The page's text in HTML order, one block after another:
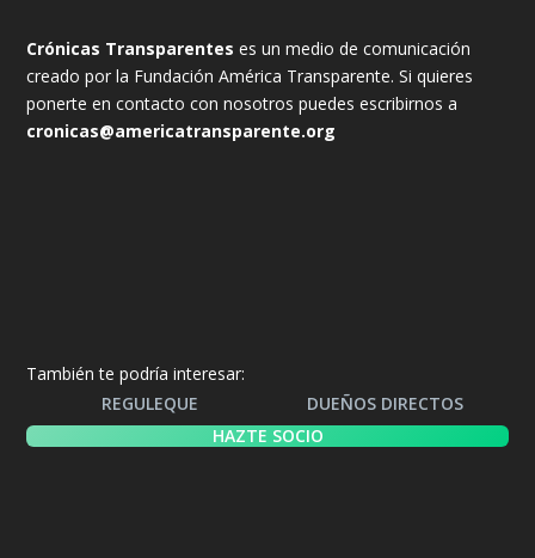
Crónicas Transparenteses un medio de comunicación
creado por la Fundación América Transparente. Si quieres
ponerte en contacto con nosotros puedes escribirnos a
cronicas@americatransparente.org
También te podría interesar:
REGULEQUE
DUEÑOS DIRECTOS
HAZTE SOCIO